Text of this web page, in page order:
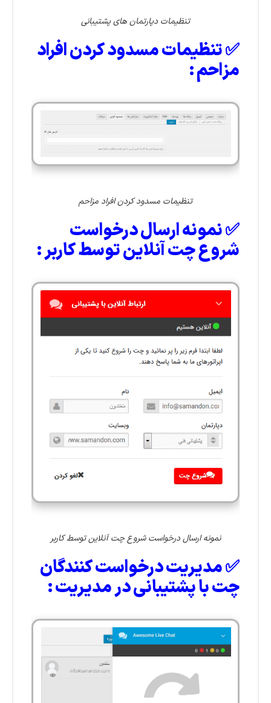
تنظیمات دپارتمان های پشتیبانی
✅ تنظیمات مسدود کردن افراد
مزاحم :
تنظیمات مسدود کردن افراد مزاحم
✅ نمونهارسال درخواست
شروع چت آنلاین توسط کاربر :
نمونه ارسال درخواست شروع چت آنلاین توسط کاربر
✅ مدیریت درخواست کنندگان
چت با پشتیبانی در مدیریت :